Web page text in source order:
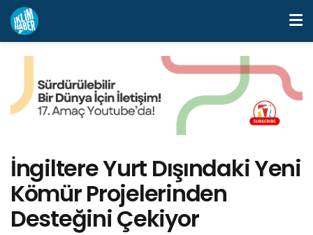
İngiltere Yurt Dışındaki Yeni
Kömür Projelerinden
Desteğini Çekiyor